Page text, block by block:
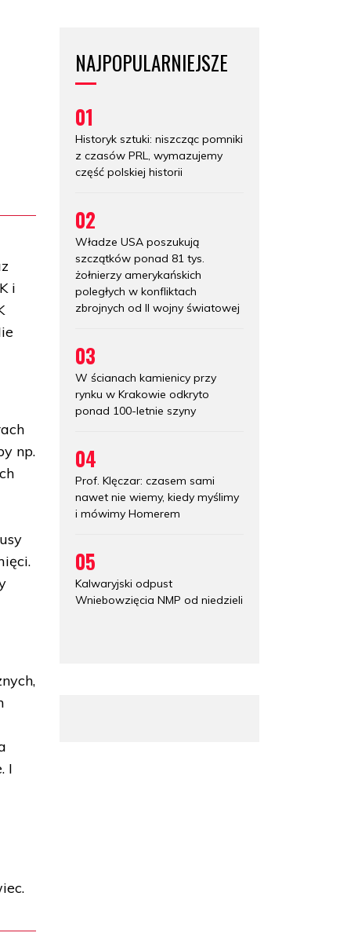
i
np.
I
NAJPOPULARNIEJSZE
01
Historyk sztuki: niszcząc pomniki
z czasów PRL, wymazujemy
część polskiej historii
02
Władze USA poszukują
szczątków ponad 81 tys.
żołnierzy amerykańskich
poległych w konfliktach
zbrojnych od II wojny światowej
03
W ścianach kamienicy przy
rynku w Krakowie odkryto
ponad 100-letnie szyny
04
Prof. Klęczar: czasem sami
nawet nie wiemy, kiedy myślimy
i mówimy Homerem
05
Kalwaryjski odpust
Wniebowzięcia NMP od niedzieli